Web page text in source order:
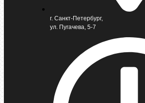
г. Санкт-Петербург,
ул. Пугачева, 5-7